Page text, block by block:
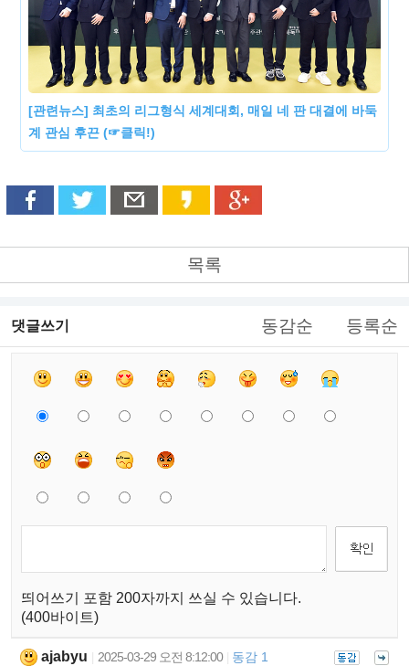
[관련뉴스] 최초의 리그형식 세계대회, 매일 네 판 대결에 바둑
계 관심 후끈 (☞클릭!)
목록
댓글쓰기 동감순 등록순
띄어쓰기 포함 200자까지 쓰실 수 있습니다.
(400바이트)
ajabyu 2025-03-29 오전 8:12:00 동감 1